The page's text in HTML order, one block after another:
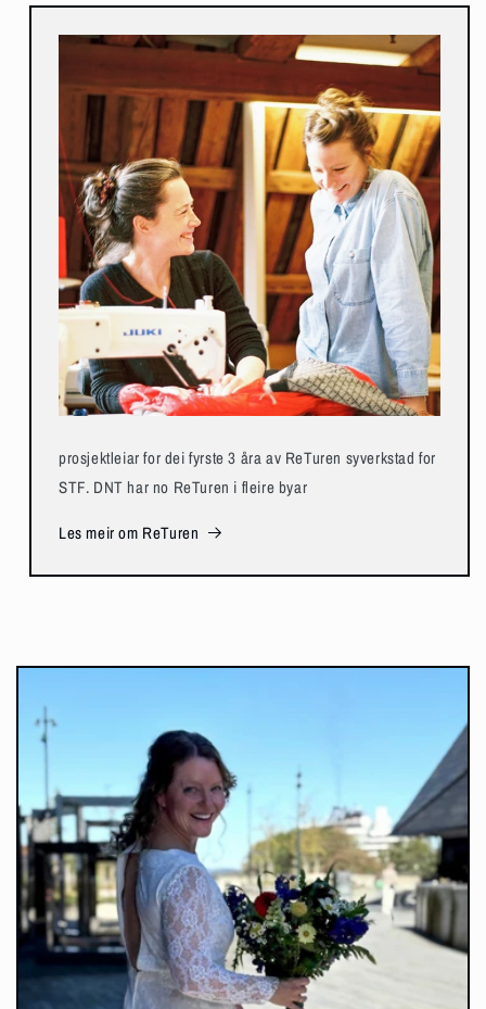
prosjektleiar for dei fyrste 3 åra av ReTuren syverkstad for
STF. DNT har no ReTuren i fleire byar
Les meir om ReTuren